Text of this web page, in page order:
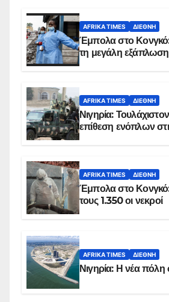
AFRIKA TIMES ΔΙΕΘΝΉ
Έμπολα στο Κονγκό:
τη μεγάλη εξάπλωση
AFRIKA TIMES ΔΙΕΘΝΉ
Νιγηρία:
επίθεση ενόπλων
AFRIKA TIMES ΔΙΕΘΝΉ
Έμπολα στο
τους 1.350 οι νεκροί
AFRIKA TIMES ΔΙΕΘΝΉ
Νιγηρία: Η νέα πόλη